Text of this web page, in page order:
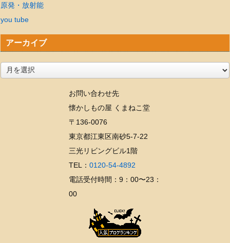
原発・放射能
you tube
アーカイブ
お問い合わせ先
懐かしもの屋 くまねこ堂
〒136-0076
東京都江東区南砂5-7-22
三光リビングビル1階
TEL： 0120-54-4892
電話受付時間：9：00〜23：
00